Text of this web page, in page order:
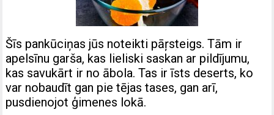
Šīs pankūciņas jūs noteikti pāŗsteigs. Tām ir
apelsīnu garša, kas lieliski saskan ar pildījumu,
kas savukārt ir no ābola. Tas ir īsts deserts, ko
var nobaudīt gan pie tējas tases, gan arī,
pusdienojot ģimenes lokā.